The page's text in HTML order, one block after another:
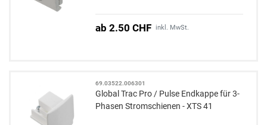
ab 2.50 CHF inkl. MwSt.
69.03522.006301
Global Trac Pro / Pulse Endkappe für 3-
Phasen Stromschienen - XTS 41